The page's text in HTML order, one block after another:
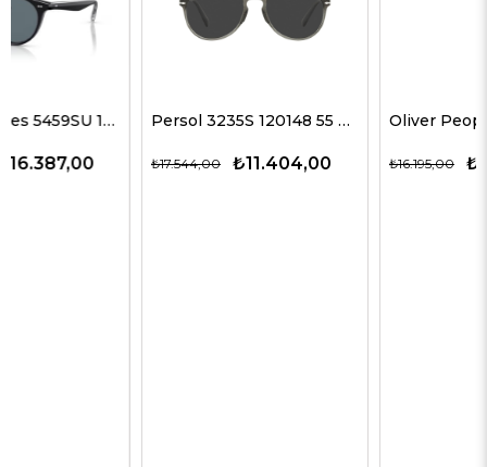
Persol 3235S 120148 55 G Unisex Güneş Gözlükleri
₺11.404,00
₺17.544,00
Oliver Peoples 5298SU 1578W5 51 G Unisex Güneş Gözlükleri
₺12.146,00
₺16.195,00